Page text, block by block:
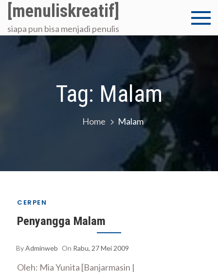
Skip
content
[menuliskreatif]
siapa pun bisa menjadi penulis
Tag: Malam
Home Malam
CERPEN
Penyangga Malam
ByAdminweb On Rabu, 27 Mei 2009
Oleh: Mia Yunita [Banjarmasin |